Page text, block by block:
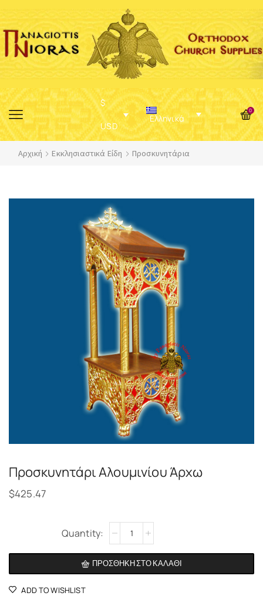
$
USD
Ελληνικά
0
Αρχική Εκκλησιαστικά Είδη Προσκυνητάρια
Προσκυνητάρι Αλουμινίου Άρχω
$425.47
ΠΡΟΣΘΉΚΗ ΣΤΟ ΚΑΛΆΘΙ
Alternative:
ADD TO WISHLIST